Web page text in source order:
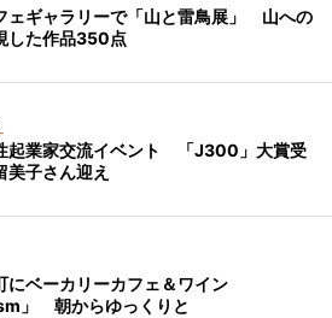
ェギャラリーで「山と雷鳥展」 山への
した作品350点
起業家交流イベント 「J300」大賞受
美子さん迎え
にベーカリーカフェ＆ワイン
」 朝からゆっくりと